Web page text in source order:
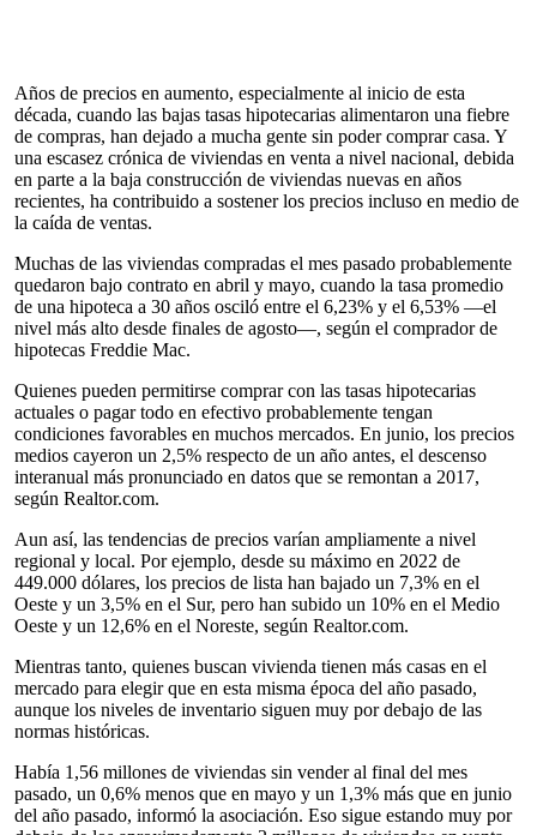
Años de precios en aumento, especialmente al inicio de esta
década, cuando las bajas tasas hipotecarias alimentaron una fiebre
de compras, han dejado a mucha gente sin poder comprar casa. Y
una escasez crónica de viviendas en venta a nivel nacional, debida
en parte a la baja construcción de viviendas nuevas en años
recientes, ha contribuido a sostener los precios incluso en medio de
la caída de ventas.
Muchas de las viviendas compradas el mes pasado probablemente
quedaron bajo contrato en abril y mayo, cuando la tasa promedio
de una hipoteca a 30 años osciló entre el 6,23% y el 6,53% —el
nivel más alto desde finales de agosto—, según el comprador de
hipotecas Freddie Mac.
Quienes pueden permitirse comprar con las tasas hipotecarias
actuales o pagar todo en efectivo probablemente tengan
condiciones favorables en muchos mercados. En junio, los precios
medios cayeron un 2,5% respecto de un año antes, el descenso
interanual más pronunciado en datos que se remontan a 2017,
según Realtor.com.
Aun así, las tendencias de precios varían ampliamente a nivel
regional y local. Por ejemplo, desde su máximo en 2022 de
449.000 dólares, los precios de lista han bajado un 7,3% en el
Oeste y un 3,5% en el Sur, pero han subido un 10% en el Medio
Oeste y un 12,6% en el Noreste, según Realtor.com.
Mientras tanto, quienes buscan vivienda tienen más casas en el
mercado para elegir que en esta misma época del año pasado,
aunque los niveles de inventario siguen muy por debajo de las
normas históricas.
Había 1,56 millones de viviendas sin vender al final del mes
pasado, un 0,6% menos que en mayo y un 1,3% más que en junio
del año pasado, informó la asociación. Eso sigue estando muy por